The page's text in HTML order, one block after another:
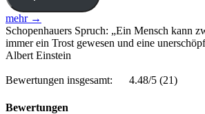
mehr →
Schopenhauers Spruch: „Ein Mensch kann
immer ein Trost gewesen und eine
Albert Einstein
Bewertungen insgesamt: 4.48/5 (21)
Bewertungen